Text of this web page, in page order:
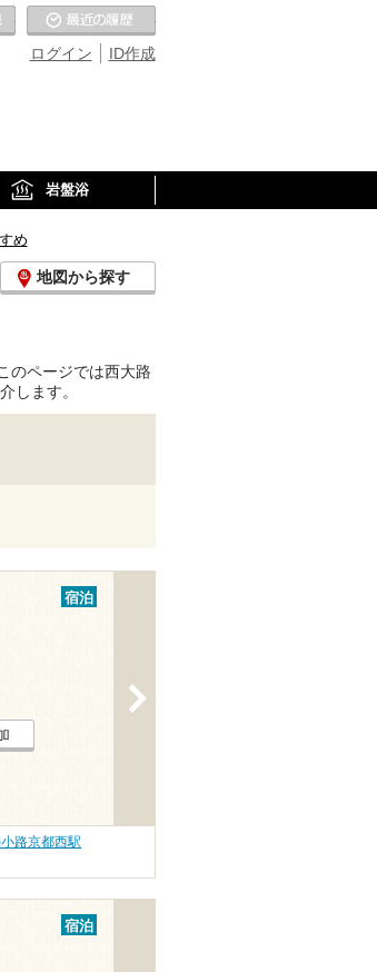
ID作成
ログイン
お気に入りの温泉
岩盤浴
め
地図から探す
のページでは西大路
します。
宿泊
路京都西駅
宿泊